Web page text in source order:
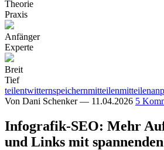
Theorie
Praxis
Anfänger
Experte
Breit
Tief
teilentwitternspeichernmitteilenmitteilen
Von Dani Schenker— 11.04.2026 5
Infografik-SEO: Mehr
und Links mit